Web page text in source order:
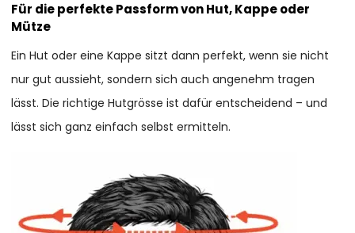
Für die perfekte Passform von Hut, Kappe oder
Mütze
Ein Hut oder eine Kappe sitzt dann perfekt, wenn sie nicht
nur gut aussieht, sondern sich auch angenehm tragen
lässt. Die richtige Hutgrösse ist dafür entscheidend – und
lässt sich ganz einfach selbst ermitteln.